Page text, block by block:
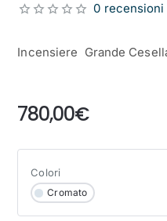
Incensiere Grande
0 recensioni
780,00€
Colori
Cromato